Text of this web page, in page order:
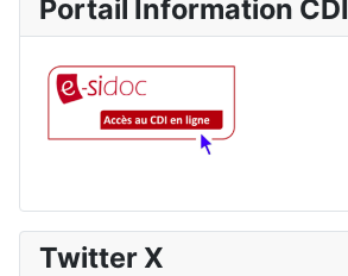
Portail Information CDI
Twitter X